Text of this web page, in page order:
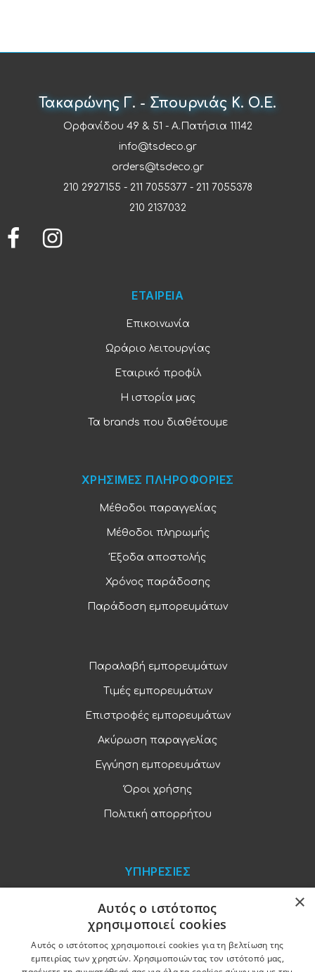
Τακαρώνης Γ. - Σπουρνιάς Κ. Ο.Ε.
Ορφανίδου 49 & 51 - Α.Πατήσια 11142
info@tsdeco.gr
orders@tsdeco.gr
210 2927155 - 211 7055377- 211 7055378
210 2137032
ΕΤΑΙΡΕΙΑ
Επικοινωνία
Ωράριο λειτουργίας
Εταιρικό προφίλ
Η ιστορία μας
Τα brands που διαθέτουμε
ΧΡΗΣΙΜΕΣ ΠΛΗΡΟΦΟΡΙΕΣ
Μέθοδοι παραγγελίας
Μέθοδοι πληρωμής
Έξοδα αποστολής
Χρόνος παράδοσης
Παράδοση εμπορευμάτων
Παραλαβή εμπορευμάτων
Τιμές εμπορευμάτων
Επιστροφές εμπορευμάτων
Ακύρωση παραγγελίας
Εγγύηση εμπορευμάτων
Όροι χρήσης
Πολιτική απορρήτου
ΥΠΗΡΕΣΙΕΣ
Παραγγελίες και πληρωμές
Χονδρική πώληση
×
Αυτός ο ιστότοπος
χρησιμοποιεί cookies
Αυτός ο ιστότοπος χρησιμοποιεί cookies για τη βελτίωση της
εμπειρίας των χρηστών. Χρησιμοποιώντας τον ιστότοπό μας,